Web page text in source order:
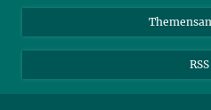
komplexen biologischen, sozialen
RSS